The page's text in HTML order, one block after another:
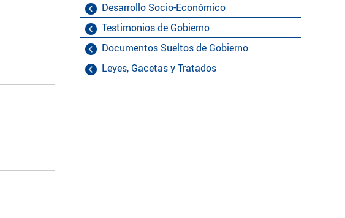
Desarrollo Socio-Económico
Testimonios de Gobierno
Documentos Sueltos de Gobierno
Leyes, Gacetas y Tratados